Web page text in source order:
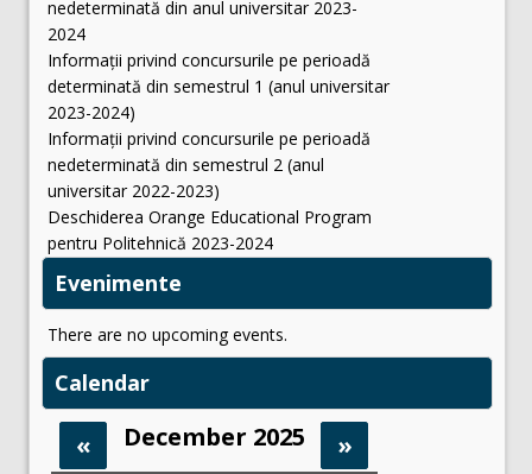
nedeterminată din anul universitar 2023-
2024
Informații privind concursurile pe perioadă
determinată din semestrul 1 (anul universitar
2023-2024)
Informații privind concursurile pe perioadă
nedeterminată din semestrul 2 (anul
universitar 2022-2023)
Deschiderea Orange Educational Program
pentru Politehnică 2023-2024
Evenimente
There are no upcoming events.
Calendar
« December 2025 »